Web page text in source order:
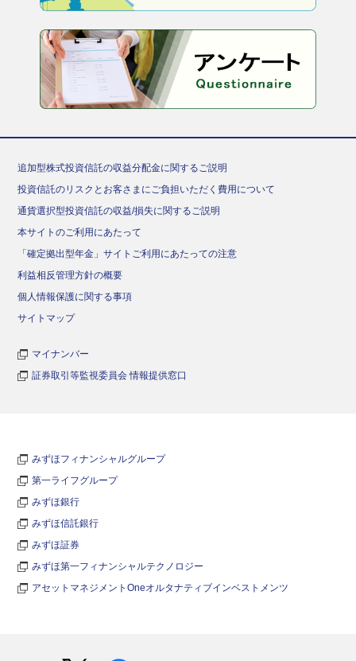
追加型株式投資信託の収益分配金に関するご説明
投資信託のリスクとお客さまにご負担いただく費用について
通貨選択型投資信託の収益/損失に関するご説明
本サイトのご利用にあたって
「確定拠出型年金」サイトご利用にあたっての注意
利益相反管理方針の概要
個人情報保護に関する事項
サイトマップ
マイナンバー
証券取引等監視委員会 情報提供窓口
みずほフィナンシャルグループ
第一ライフグループ
みずほ銀行
みずほ信託銀行
みずほ証券
みずほ第一フィナンシャルテクノロジー
アセットマネジメントOneオルタナティブインベストメンツ